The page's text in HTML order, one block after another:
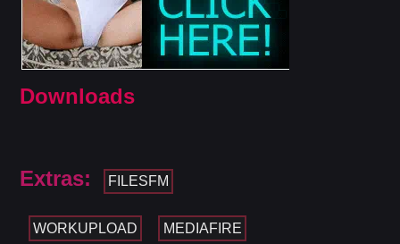
Downloads
Extras: FILESFM
WORKUPLOAD MEDIAFIRE